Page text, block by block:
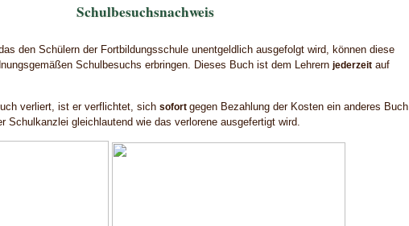
Schulbesuchsnachweis
den Schülern der Fortbildungsschule unentgeldlich ausgefolgt wird, können diese
Schulbesuchs erbringen. Dieses Buch ist dem Lehrern jederzeit auf
verliert, ist er verflichtet, sich sofort gegen Bezahlung der Kosten ein anderes Buch
Schulkanzlei gleichlautend wie das verlorene ausgefertigt wird.